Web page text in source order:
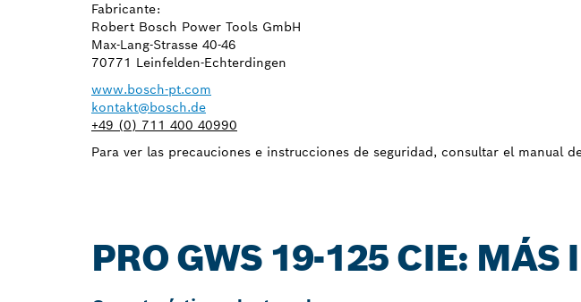
Fabricante:
Robert Bosch Power Tools GmbH
Max-Lang-Strasse 40-46
70771 Leinfelden-Echterdingen
www.bosch-pt.com
kontakt@bosch.de
+49 (0) 711 400 40990
Para ver las precauciones e instrucciones de seguridad, consultar el manual
PRO GWS 19-125 CIE: MÁS